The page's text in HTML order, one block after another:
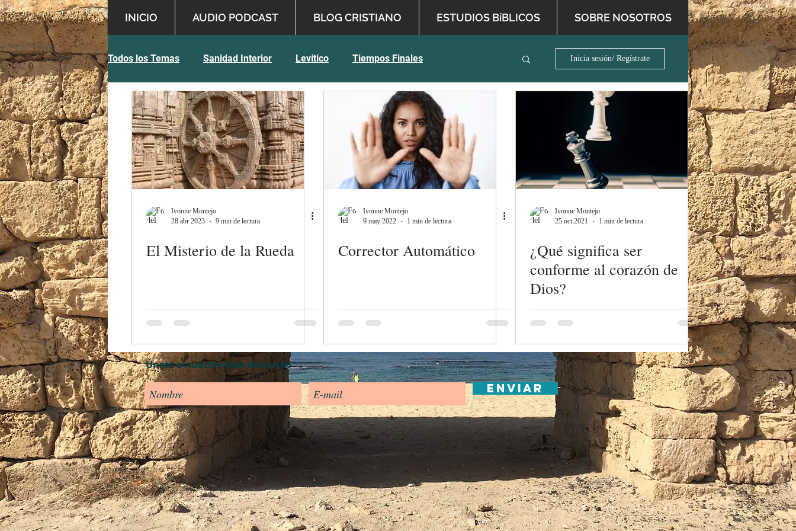
INICIO AUDIO PODCAST BLOG CRISTIANO ESTUDIOS BíBLICOS SOBRE NOSOTROS
Todos los Temas Sanidad Interior Levítico Tiempos Finales
Temas Variados Sabiduría Bíblica Inspiración Profética English
Inicia sesión/ Regístrate
Ivonne Montejo
28 abr 2023
9 min de lectura
El Misterio de la Rueda
Ivonne Montejo
9 may 2022
1 min de lectura
Corrector Automático
Ivonne Montejo
25 oct 2021
1 min de lectura
¿Qué significa ser
conforme al corazón de
Dios?
Únete a nuestra lista de correo
Enviar